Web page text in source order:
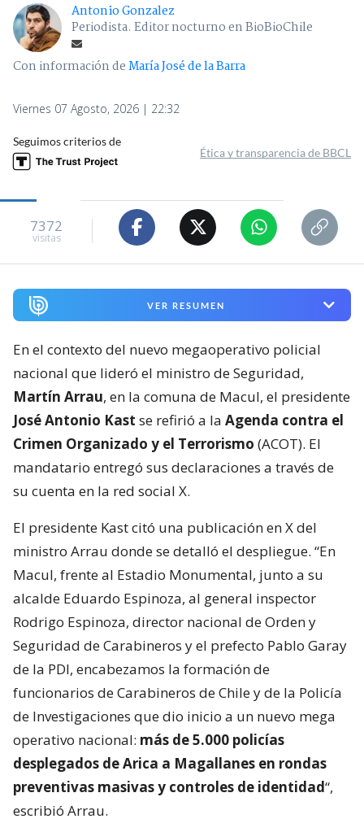
Antonio Gonzalez
Periodista. Editor nocturno en BioBioChile
Con información deMaría José de la Barra
Viernes 07 Agosto, 2026 | 22:32
Seguimos criterios de
Ética y transparencia de BBCL
7372
visitas
VER RESUMEN
En el contexto del nuevo megaoperativo policial
nacional que lideró el ministro de Seguridad,
Martín Arrau, en la comuna de Macul, el presidente
José Antonio Kast se refirió a la Agenda contra el
Crimen Organizado y el Terrorismo (ACOT). El
mandatario entregó sus declaraciones a través de
su cuenta en la red social X.
El presidente Kast citó una publicación en X del
ministro Arrau donde se detalló el despliegue. “En
Macul, frente al Estadio Monumental, junto a su
alcalde Eduardo Espinoza, al general inspector
Rodrigo Espinoza, director nacional de Orden y
Seguridad de Carabineros y el prefecto Pablo Garay
de la PDI, encabezamos la formación de
funcionarios de Carabineros de Chile y de la Policía
de Investigaciones que dio inicio a un nuevo mega
operativo nacional: más de 5.000 policías
desplegados de Arica a Magallanes en rondas
preventivas masivas y controles de identidad“,
escribió Arrau.